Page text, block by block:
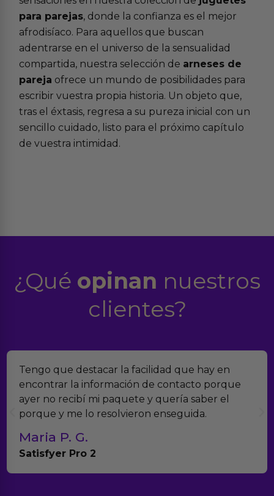
para parejas, donde la confianza es el mejor
afrodisíaco. Para aquellos que buscan
adentrarse en el universo de la sensualidad
compartida, nuestra selección de arneses de
pareja ofrece un mundo de posibilidades para
escribir vuestra propia historia. Un objeto que,
tras el éxtasis, regresa a su pureza inicial con un
sencillo cuidado, listo para el próximo capítulo
de vuestra intimidad.
¿Qué opinan nuestros
clientes?
la facilidad que hay en
de contacto porque
paquete y quería saber el
enseguida.
Encontramos
verdad es que
muchísimos
con el